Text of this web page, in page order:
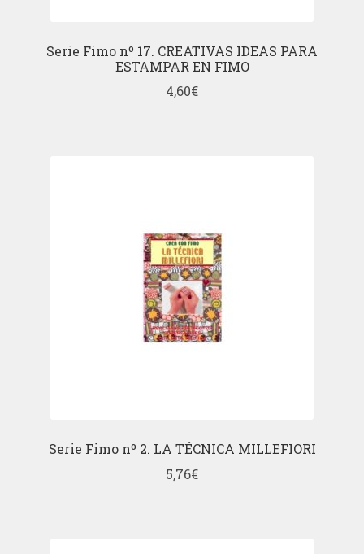
Serie Fimo nº 17. CREATIVAS IDEAS PARA
ESTAMPAR EN FIMO
4,60€
Serie Fimo nº 2. LA TÉCNICA MILLEFIORI
5,76€